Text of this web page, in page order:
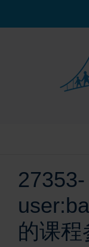
27353-
的课程